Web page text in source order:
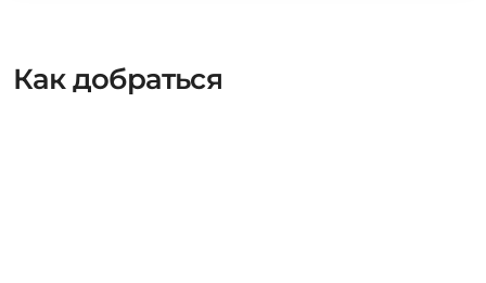
Как добраться